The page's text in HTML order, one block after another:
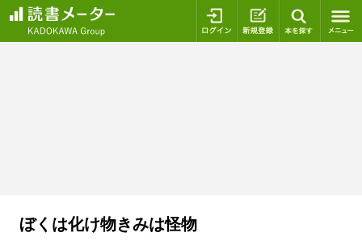
ログイン 新規登録
ぼくは化け物きみは怪物